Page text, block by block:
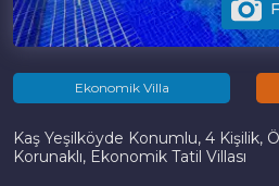
Ekonomik Villa
Kaş Yeşilköyde Konumlu, 4 Kişilik,
Korunaklı, Ekonomik Tatil Villası